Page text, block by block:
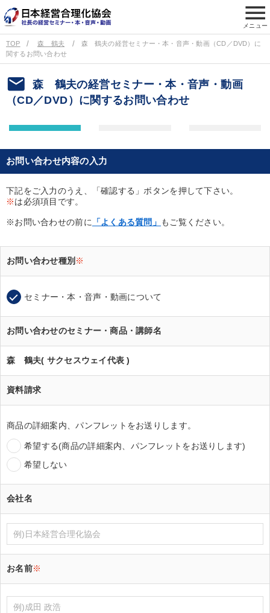
menu
メニュー
TOP 森 鶴夫
森 鶴夫の経営セミナー・本・音声・動画（CD／DVD）に
関するお問い合わせ
email
森 鶴夫の経営セミナー・本・音声・動画
（CD／DVD）に関するお問い合わせ
お問い合わせ内容の入力
下記をご入力のうえ、「確認する」ボタンを押して下さい。
※は必須項目です。
※お問い合わせの前に 「よくある質問」 もご覧ください。
お問い合わせ種別 ※
セミナー・本・音声・動画について
お問い合わせのセミナー・商品・講師名
森 鶴夫( サクセスウェイ代表 )
資料請求
商品の詳細案内、パンフレットをお送りします。
希望する(商品の詳細案内、パンフレットをお送りします)
希望しない
会社名
お名前※